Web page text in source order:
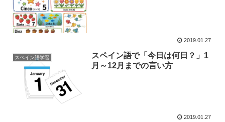
2019.01.27
スペイン語学習
スペイン語で「今日は何日？」1
月～12月までの言い方
2019.01.27